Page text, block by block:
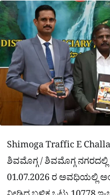
p o
k
a
m
Shimoga Traffic E
ಶಿವಮೊಗ್ಗ / ಶಿವಮೊಗ್ಗ
01.07.2026 ರ ಅವಧಿಯಲ್ಲಿ